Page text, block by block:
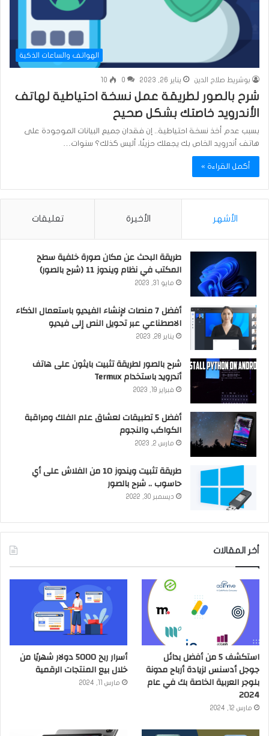
الهواتف والساعات الذكية
بوشريط صلاح الدين يناير 26, 2023 0
10
شرح بالصور لطريقة عمل نسخة احتياطية لهاتف
الأندرويد خاصتك بشكل صحيح
بسبب عدم أخذ نسخة احتياطية.. إن فقدان جميع البيانات الموجودة على
هاتف أندرويد الخاص بك يجعلك حزينًا، أليس كذلك؟ سنوات…
أكمل القراءة »
الأشهر الأخيرة تعليقات
طريقة البحث عن مكان صورة خلفية سطح
المكتب في نظام ويندوز 11 (شرح بالصور)
مايو 31, 2023
أفضل 7 منصات لإنشاء الفيديو باستعمال الذكاء
الاصطناعي عبر تحويل النص إلى فيديو
يناير 28, 2023
شرح بالصور لطريقة تثبيت بايثون على هاتف
أندرويد باستخدام Termux
فبراير 19, 2023
أفضل 5 تطبيقات لعشاق علم الفلك ومراقبة
الكواكب والنجوم
مارس 2, 2023
طريقة تثبيت ويندوز 10 من الفلاش على أي
حاسوب .. شرح بالصور
ديسمبر 30, 2022
أخر المقالات
استكشف 5 من أفضل بدائل
جوجل أدسنس لزيادة أرباح مدونة
بلوجر العربية الخاصة بك في عام
2024
مارس 12, 2024
أسرار ربح 5000 دولار شهريًا من
خلال بيع المنتجات الرقمية
مارس 11, 2024